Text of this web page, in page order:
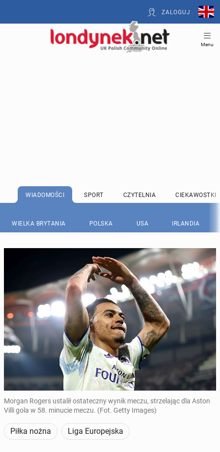
ZALOGUJ
Menu
WIADOMOŚCI SPORT CZYTELNIA CIEKAWOSTKI
WIELKA BRYTANIA POLSKA USA IRLANDIA
Morgan Rogers ustalił ostateczny wynik meczu, strzelając dla Aston
Villi gola w 58. minucie meczu. (Fot. Getty Images)
Piłka nożna Liga Europejska